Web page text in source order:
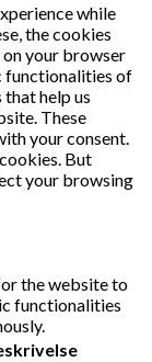
while
the cookies
your browser
functionalities of
help us
These
your consent.
But
your browsing
the website to
functionalities